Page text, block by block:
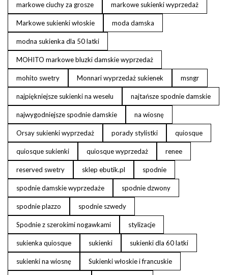
markowe ciuchy za grosze markowe sukienki wyprzedaż
Markowe sukienki włoskie moda damska
modna sukienka dla 50 latki
MOHITO markowe bluzki damskie wyprzedaż
mohito swetry Monnari wyprzedaż sukienek msngr
najpiękniejsze sukienki na weselu najtańsze spodnie damskie
najwygodniejsze spodnie damskie na wiosnę
Orsay sukienki wyprzedaż porady stylistki quiosque
quiosque sukienki quiosque wyprzedaż renee
reserved swetry sklep ebutik.pl spodnie
spodnie damskie wyprzedaże spodnie dzwony
spodnie plazzo spodnie szwedy
Spodnie z szerokimi nogawkami stylizacje
sukienka quiosque sukienki sukienki dla 60 latki
sukienki na wiosnę Sukienki włoskie i francuskie